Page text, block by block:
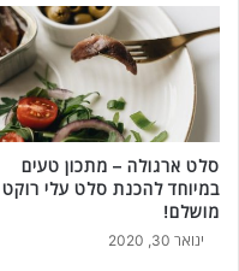
סלט ארגולה – מתכון טעים
במיוחד להכנת סלט עלי רוקט
מושלם!
ינואר 30, 2020